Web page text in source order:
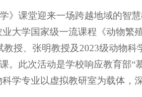
》课堂迎来一场跨越地域的智
大学国家级一流课程《动物繁
授、张明教授及2023级动物科
。此次活动是学校响应教育部“
学专业以虚拟教研室为载体，